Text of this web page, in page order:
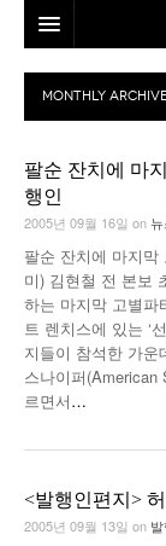
홈
본사소개
뉴스
동포
미국
칼럼
발행인칼럼
김명열칼럼
이명덕칼럼
건강
본보특집
100인선/독자광
놀이공원
MONTHLY
팔순 잔치에 마
행인
2005년 09월 16일 on뉴
팔순 잔치에 마지막
미) 김현철 전 본보
하는 마지막 고별파
트 렌치스에 있는 ‘
지들이 참석한 가운
스나이퍼(American
르면서…
<발행인편지>
2005년 09월 13일 on